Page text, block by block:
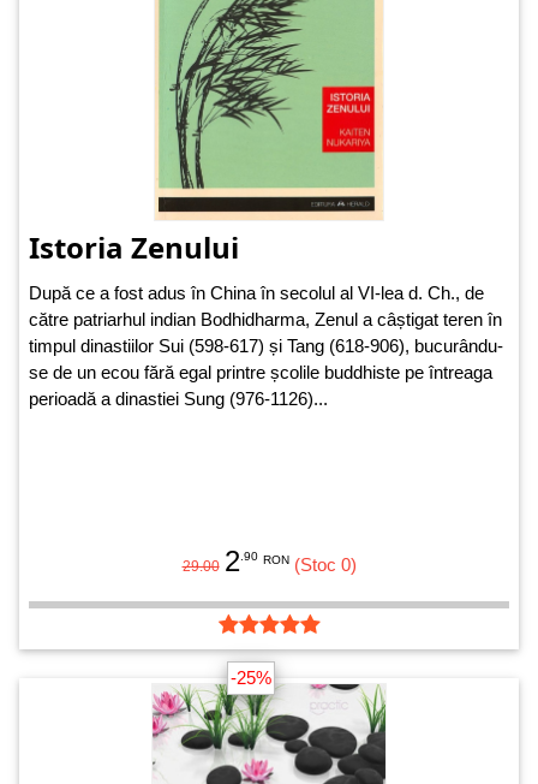
Istoria Zenului
După ce a fost adus în China în secolul al VI-lea d. Ch., de
către patriarhul indian Bodhidharma, Zenul a câștigat teren în
timpul dinastiilor Sui (598-617) și Tang (618-906), bucurându-
se de un ecou fără egal printre școlile buddhiste pe întreaga
perioadă a dinastiei Sung (976-1126)...
29.00 2 .90 RON (Stoc 0)
-25%